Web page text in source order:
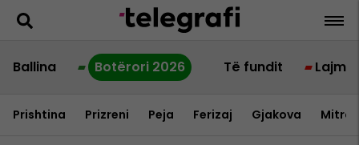
Ballina Botërori 2026 Të fundit Lajme
Prishtina Prizreni Peja Ferizaj Gjakova